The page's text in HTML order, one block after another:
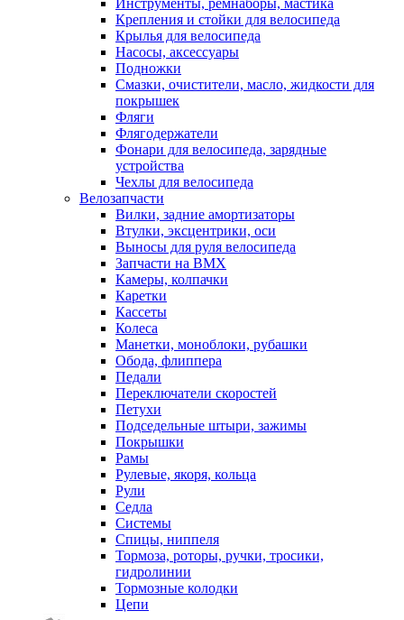
Инструменты, ремнаборы, мастика
Крепления и стойки для велосипеда
Крылья для велосипеда
Насосы, аксессуары
Подножки
Смазки, очистители, масло, жидкости для
покрышек
Фляги
Флягодержатели
Фонари для велосипеда, зарядные
устройства
Чехлы для велосипеда
Велозапчасти
Вилки, задние амортизаторы
Втулки, эксцентрики, оси
Выносы для руля велосипеда
Запчасти на BMX
Камеры, колпачки
Каретки
Кассеты
Колеса
Манетки, моноблоки, рубашки
Обода, флиппера
Педали
Переключатели скоростей
Петухи
Подседельные штыри, зажимы
Покрышки
Рамы
Рулевые, якоря, кольца
Рули
Седла
Системы
Спицы, ниппеля
Тормоза, роторы, ручки, тросики,
гидролинии
Тормозные колодки
Цепи